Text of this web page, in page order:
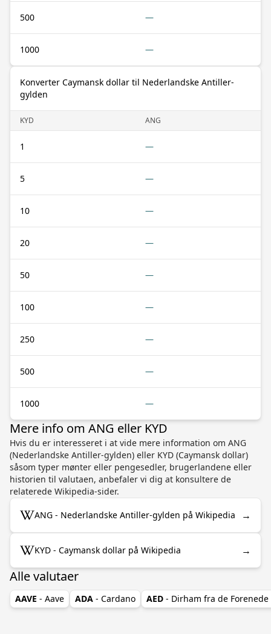
500 —
1000 —
Konverter Caymansk dollar til Nederlandske Antiller-
gylden
KYD ANG
1 —
5 —
10 —
20 —
50 —
100 —
250 —
500 —
1000 —
Mere info om ANG eller KYD
Hvis du er interesseret i at vide mere information om ANG
(Nederlandske Antiller-gylden) eller KYD (Caymansk dollar)
såsom typer mønter eller pengesedler, brugerlandene eller
historien til valutaen, anbefaler vi dig at konsultere de
relaterede Wikipedia-sider.
ANG - Nederlandske Antiller-gylden på Wikipedia →
KYD - Caymansk dollar på Wikipedia →
Alle valutaer
AAVE - Aave ADA - Cardano AED - Dirham fra de